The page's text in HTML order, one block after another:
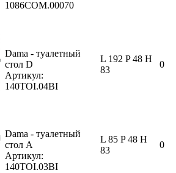
1086COM.00070
Dama - туалетный
стол D
Артикул:
140TOI.04BI
L 192 P 48 H
83
0
Dama - туалетный
стол А
Артикул:
140TOI.03BI
L 85 P 48 H
83
0